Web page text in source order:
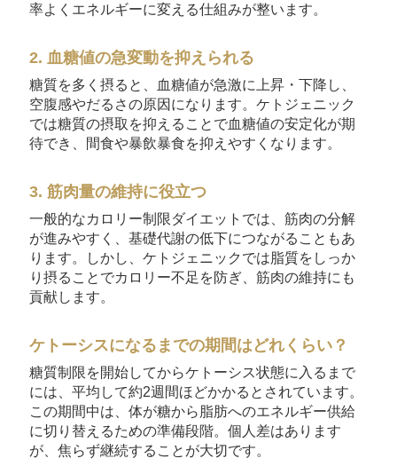
率よくエネルギーに変える仕組みが整います。
2. 血糖値の急変動を抑えられる
糖質を多く摂ると、血糖値が急激に上昇・下降し、
空腹感やだるさの原因になります。ケトジェニック
では糖質の摂取を抑えることで血糖値の安定化が期
待でき、間食や暴飲暴食を抑えやすくなります。
3. 筋肉量の維持に役立つ
一般的なカロリー制限ダイエットでは、筋肉の分解
が進みやすく、基礎代謝の低下につながることもあ
ります。しかし、ケトジェニックでは脂質をしっか
り摂ることでカロリー不足を防ぎ、筋肉の維持にも
貢献します。
ケトーシスになるまでの期間はどれくらい？
糖質制限を開始してからケトーシス状態に入るまで
には、平均して約2週間ほどかかるとされています。
この期間中は、体が糖から脂肪へのエネルギー供給
に切り替えるための準備段階。個人差はあります
が、焦らず継続することが大切です。